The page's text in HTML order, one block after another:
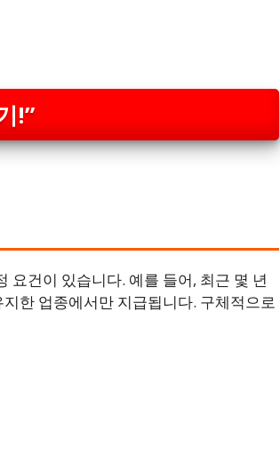
!”
요건이 있습니다. 예를 들어, 최근 몇 년
한 업종에서만 지급됩니다. 구체적으로